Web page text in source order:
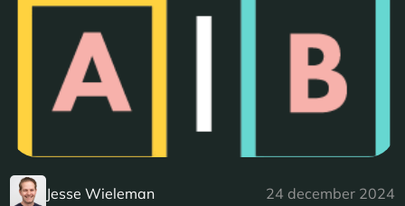
Jesse Wieleman 24 december 2024